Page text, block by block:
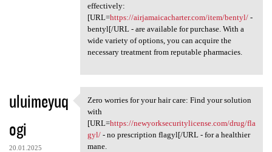
effectively:
[URL=https://airjamaicacharter.com/item/bentyl/-
bentyl[/URL - are available for purchase. With a
wide variety of options, you can acquire the
necessary treatment from reputable pharmacies.
uluimeyuq
ogi
20.01.2025
Zero worries for your hair
Zero worries for your hair care: Find your solution
with
[URL=https://newyorksecuritylicense.com/drug/fla
gyl/- no prescription flagyl[/URL - for a healthier
mane.